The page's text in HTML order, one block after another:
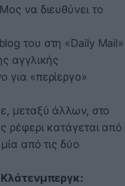
να διευθύνει το
του στη «Daily Mail»
αγγλικής
για «περίεργο»
μεταξύ άλλων, στο
ρέφερι κατάγεται από
από τις δύο
Κλάτενμπεργκ: